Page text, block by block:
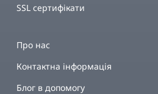
SSL сертифікати
Про нас
Контактна інформація
Блог в допомогу